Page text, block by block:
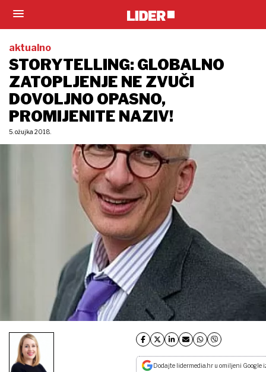
aktualno
STORYTELLING: GLOBALNO
ZATOPLJENJE NE ZVUČI
DOVOLJNO OPASNO,
PROMIJENITE NAZIV!
5. ožujka 2018.
Dodajte lidermedia.hr u omiljeni Google